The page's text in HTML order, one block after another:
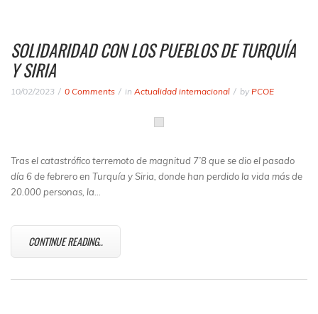
SOLIDARIDAD CON LOS PUEBLOS DE TURQUÍA
Y SIRIA
10/02/2023 0 Comments in Actualidad internacional by PCOE
Tras el catastrófico terremoto de magnitud 7’8 que se dio el pasado
día 6 de febrero en Turquía y Siria, donde han perdido la vida más de
20.000 personas, la…
CONTINUE READING..